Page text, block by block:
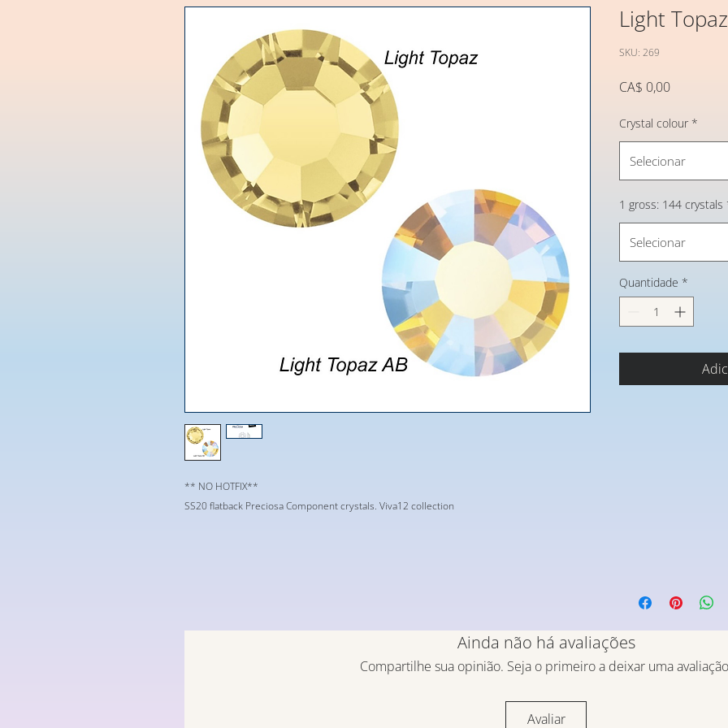
** NO HOTFIX**
SS20 flatback Preciosa Component crystals. Viva12 collection
Light Topaz
SKU: 269
CA$ 0,00Preço
Crystal colour *
Selecionar
1 gross: 144 crystals
Selecionar
Quantidade *
Ainda não há avaliações
Compartilhe sua opinião. Seja o primeiro a deixar uma
Avaliar